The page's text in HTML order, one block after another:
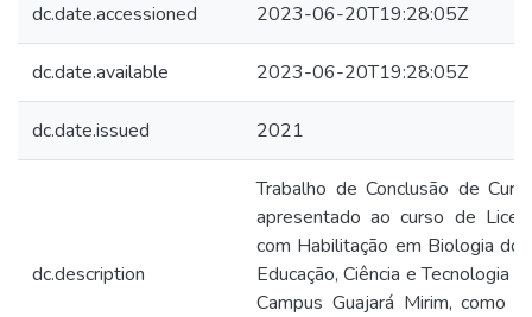
dc.date.accessioned 2023-06-20T19:28:05Z
dc.date.available 2023-06-20T19:28:05Z
dc.date.issued 2021
dc.description
Trabalho de Conclusão de
apresentado ao curso de
com Habilitação em Biologia
Educação, Ciência e Tecnologia
Campus Guajará Mirim, como